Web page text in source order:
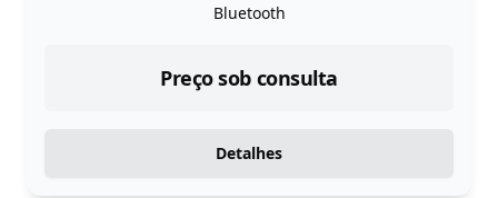
Bluetooth
Preço sob consulta
Detalhes